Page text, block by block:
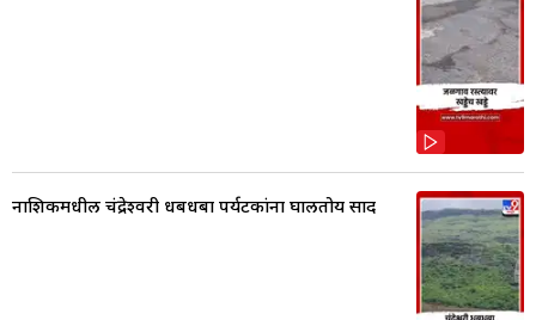
नाशिकमधील चंद्रेश्वरी धबधबा पर्यटकांना घालतोय साद